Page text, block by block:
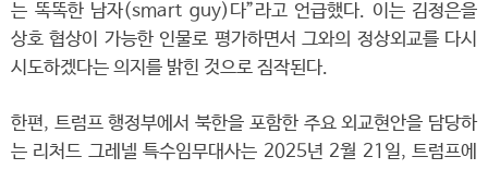
는 똑똑한 남자(smart guy)다”라고 언급했다. 이는 김정은을
상호 협상이 가능한 인물로 평가하면서 그와의 정상외교를 다시
시도하겠다는 의지를 밝힌 것으로 짐작된다.
한편, 트럼프 행정부에서 북한을 포함한 주요 외교현안을 담당하
는 리처드 그레넬 특수임무대사는 2025년 2월 21일, 트럼프에